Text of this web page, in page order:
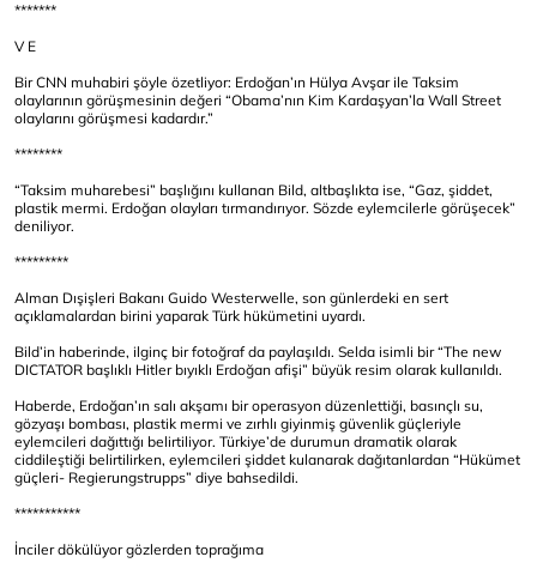
*******
V E
Bir CNN muhabiri şöyle özetliyor: Erdoğan’ın Hülya Avşar ile Taksim
olaylarının görüşmesinin değeri “Obama’nın Kim Kardaşyan’la Wall Street
olaylarını görüşmesi kadardır.”
********
“Taksim muharebesi” başlığını kullanan Bild, altbaşlıkta ise, “Gaz, şiddet,
plastik mermi. Erdoğan olayları tırmandırıyor. Sözde eylemcilerle görüşecek”
deniliyor.
*********
Alman Dışişleri Bakanı Guido Westerwelle, son günlerdeki en sert
açıklamalardan birini yaparak Türk hükümetini uyardı.
Bild’in haberinde, ilginç bir fotoğraf da paylaşıldı. Selda isimli bir “The new
DICTATOR başlıklı Hitler bıyıklı Erdoğan afişi” büyük resim olarak kullanıldı.
Haberde, Erdoğan’ın salı akşamı bir operasyon düzenlettiği, basınçlı su,
gözyaşı bombası, plastik mermi ve zırhlı giyinmiş güvenlik güçleriyle
eylemcileri dağıttığı belirtiliyor. Türkiye’de durumun dramatik olarak
ciddileştiği belirtilirken, eylemcileri şiddet kulanarak dağıtanlardan “Hükümet
güçleri- Regierungstrupps” diye bahsedildi.
***********
İnciler dökülüyor gözlerden toprağıma